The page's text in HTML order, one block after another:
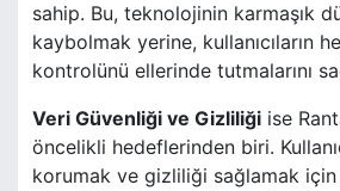
sahip. Bu, teknolojinin karmaşık
kaybolmak yerine, kullanıcıların
kontrolünü ellerinde tutmalarını
Veri Güvenliği ve Gizliliği ise
öncelikli hedeflerinden biri.
korumak ve gizliliği sağlamak